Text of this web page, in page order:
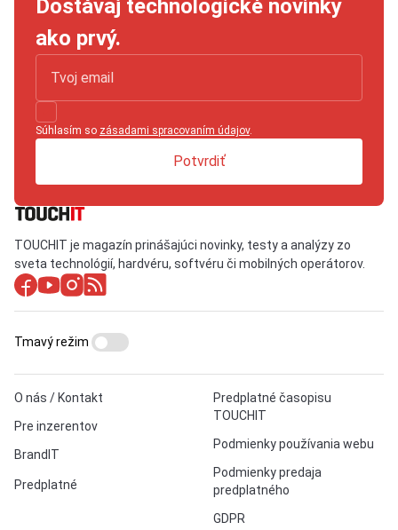
Dostávaj technologické novinky
ako prvý.
Súhlasím so zásadami spracovaním údajov.
Potvrdiť
TOUCHIT je magazín prinášajúci novinky, testy a analýzy zo
sveta technológií, hardvéru, softvéru či mobilných operátorov.
O nás / Kontakt
Pre inzerentov
BrandIT
Predplatné
Predplatné časopisu
TOUCHIT
Podmienky používania webu
Podmienky predaja
predplatného
GDPR
Tmavý režim